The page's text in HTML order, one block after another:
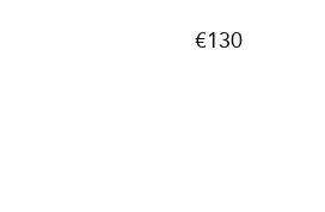
€130